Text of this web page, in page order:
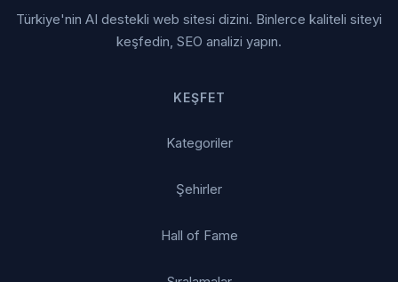
Türkiye'nin AI destekli web sitesi dizini. Binlerce kaliteli siteyi
keşfedin, SEO analizi yapın.
KEŞFET
Kategoriler
Şehirler
Hall of Fame